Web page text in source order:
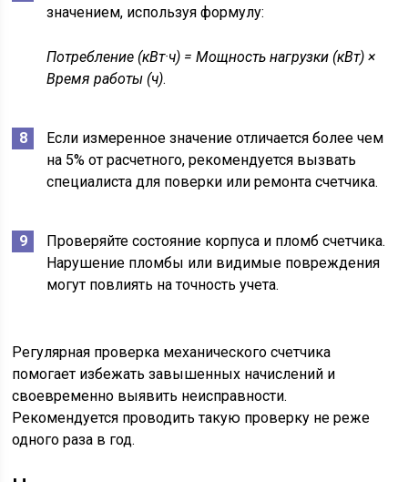
значением, используя формулу:
Потребление (кВт·ч) = Мощность нагрузки (кВт) ×
Время работы (ч).
Если измеренное значение отличается более чем
на 5% от расчетного, рекомендуется вызвать
специалиста для поверки или ремонта счетчика.
Проверяйте состояние корпуса и пломб счетчика.
Нарушение пломбы или видимые повреждения
могут повлиять на точность учета.
Регулярная проверка механического счетчика
помогает избежать завышенных начислений и
своевременно выявить неисправности.
Рекомендуется проводить такую проверку не реже
одного раза в год.